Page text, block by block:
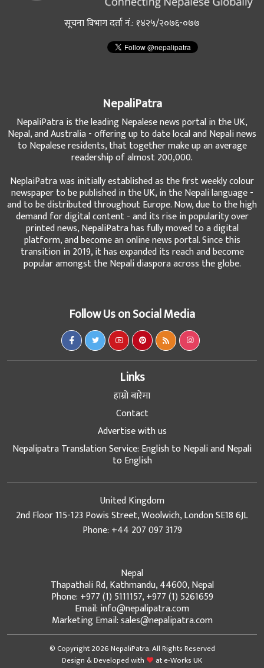
सूचना विभाग दर्ता नं.: १४२५/२०७६-०७७
NepaliPatra
NepaliPatra is the leading Nepalese news portal in the UK,
Nepal, and Australia - offering up to date local and Nepali news
to Nepalese residents, that together make up an average
readership of almost 200,000.
NeplaiPatra was initially established as the first weekly colour
newspaper to be published in the UK, in the Nepali language -
and to be distributed throughout Europe. Now, due to the high
demand for digital content - and its rise in popularity over
printed news, NepaliPatra has fully moved to a digital
platform, and become an online news portal. Since this
transition in 2019, it has expanded its reach and become
popular amongst the Nepali diaspora across the globe.
Follow Us on Social Media
Links
हाम्रो बारेमा
Contact
Advertise with us
Nepalipatra Translation Service: English to Nepali and Nepali
to English
United Kingdom
2nd Floor 115-123 Powis Street, Woolwich, London SE18 6JL
Phone: +44 207 097 3179
Nepal
Thapathali Rd, Kathmandu, 44600, Nepal
Phone: +977 (1) 5111157, +977 (1) 5261659
Email: info@nepalipatra.com
Marketing Email: sales@nepalipatra.com
© Copyright 2026 NepaliPatra. All Rights Reserved
Design & Developed with
ate-Works UK